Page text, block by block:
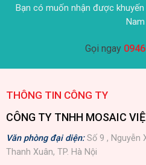
Bạn có muốn nhận được
Nam
Gọi ngay
THÔNG TIN CÔNG TY
CÔNG TY TNHH MOSAIC
Văn phòng đại diện:Số 9 , Nguyễn
Thanh Xuân, TP. Hà Nội